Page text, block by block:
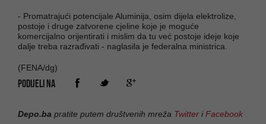
- Promatrajući potencijale Aluminija, osim dijela elektrolize,
postoje i druge zatvorene cjeline koje je moguće
komercijalno orijentirati i mislim da tu već postoje ideje koje
dalje treba razrađivati - naglasila je federalna ministrica.
(FENA/dg)
PODIJELI NA
Depo.ba pratite putem društvenih mreža Twitter iFacebook